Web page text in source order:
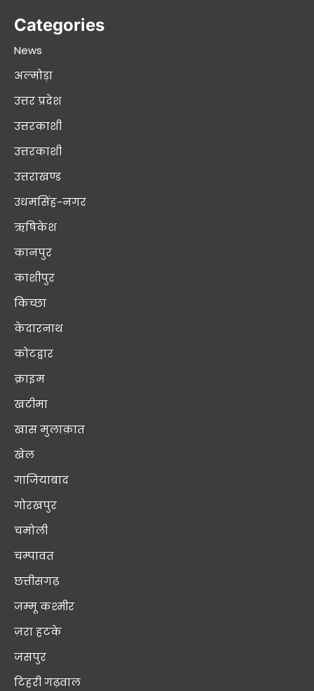
Categories
News
अल्मोड़ा
उत्तर प्रदेश
उत्तरकाशी
उत्तरकाशी
उत्तराखण्ड
उधमसिंह-नगर
ऋषिकेश
कानपुर
काशीपुर
किच्छा
केदारनाथ
कोटद्वार
क्राइम
खटीमा
खास मुलाक़ात
खेल
गाजियाबाद
गोरखपुर
चमोली
चम्पावत
छत्तीसगढ़
जम्मू कश्मीर
ज़रा हटके
जसपुर
टिहरी गढ़वाल